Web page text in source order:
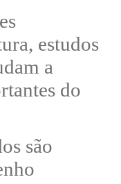
estudos
a
do
são